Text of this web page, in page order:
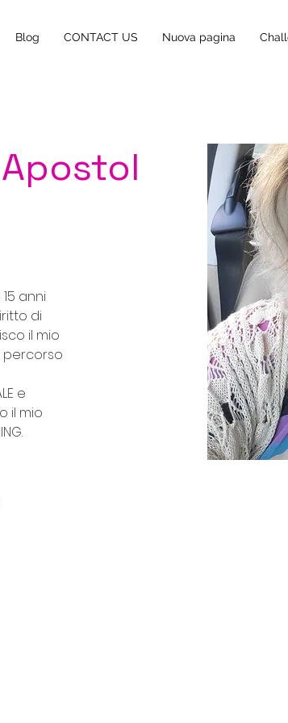
Blog CONTACT US Nuova pagina
anni
di
il mio
percorso
e
il mio